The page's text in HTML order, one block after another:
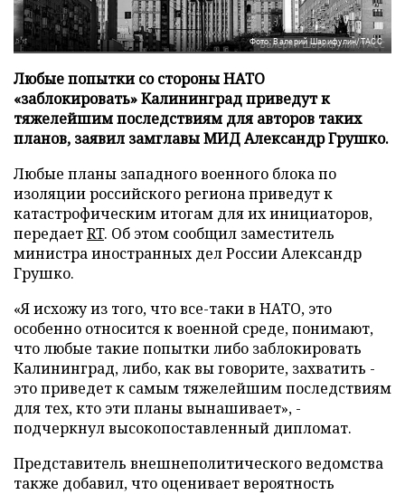
Фото: Валерий Шарифулин/ТАСС
Любые попытки со стороны НАТО
«заблокировать» Калининград приведут к
тяжелейшим последствиям для авторов таких
планов, заявил замглавы МИД Александр Грушко.
Любые планы западного военного блока по
изоляции российского региона приведут к
катастрофическим итогам для их инициаторов,
передаетRT. Об этом сообщил заместитель
министра иностранных дел России Александр
Грушко.
«Я исхожу из того, что все-таки в НАТО, это
особенно относится к военной среде, понимают,
что любые такие попытки либо заблокировать
Калининград, либо, как вы говорите, захватить -
это приведет к самым тяжелейшим последствиям
для тех, кто эти планы вынашивает», -
подчеркнул высокопоставленный дипломат.
Представитель внешнеполитического ведомства
также добавил, что оценивает вероятность